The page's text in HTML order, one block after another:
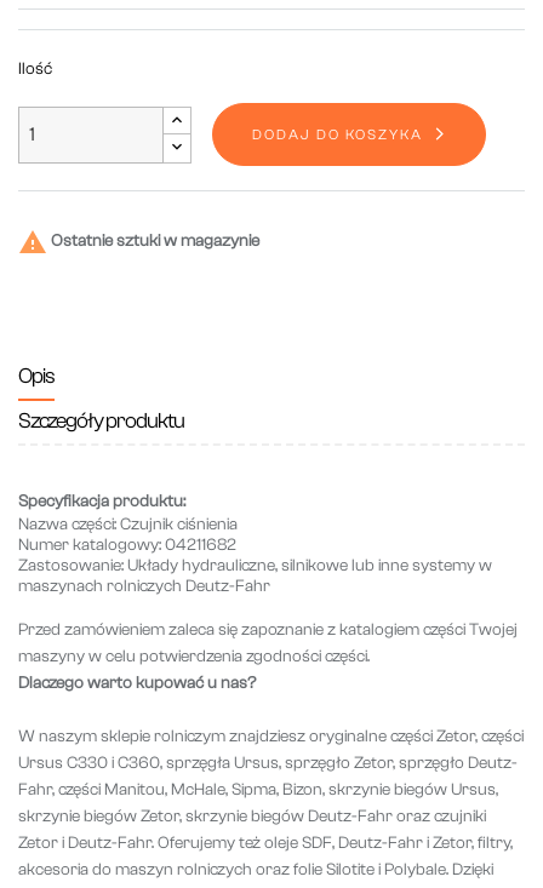
Ilość
DODAJ DO KOSZYKA
 Ostatnie sztuki w magazynie
Opis
Szczegóły produktu
Specyfikacja produktu:
Nazwa części:Czujnik ciśnienia
Numer katalogowy:04211682
Zastosowanie:Układy hydrauliczne, silnikowe lub inne systemy w
maszynach rolniczych Deutz-Fahr
Przed zamówieniem zaleca się zapoznanie z katalogiem części Twojej
maszyny w celu potwierdzenia zgodności części.
Dlaczego warto kupować u nas?
W naszym sklepie rolniczym znajdziesz oryginalne części Zetor, części
Ursus C330 i C360, sprzęgła Ursus, sprzęgło Zetor, sprzęgło Deutz-
Fahr, części Manitou, McHale, Sipma, Bizon, skrzynie biegów Ursus,
skrzynie biegów Zetor, skrzynie biegów Deutz-Fahr oraz czujniki
Zetor i Deutz-Fahr. Oferujemy też oleje SDF, Deutz-Fahr i Zetor, filtry,
akcesoria do maszyn rolniczych oraz folie Silotite i Polybale. Dzięki